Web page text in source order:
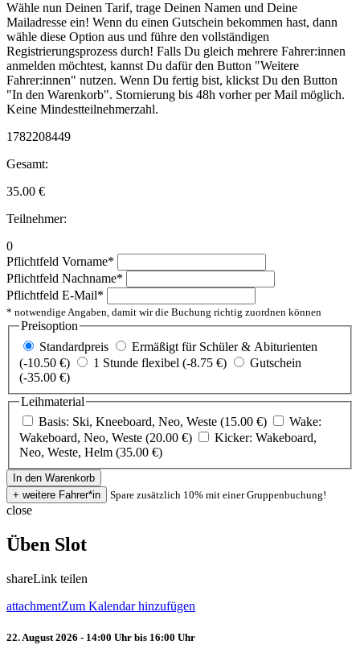
Wähle nun Deinen Tarif, trage Deinen Namen und Deine
Mailadresse ein! Wenn du einen Gutschein bekommen hast, dann
wähle diese Option aus und führe den vollständigen
Registrierungsprozess durch! Falls Du gleich mehrere Fahrer:innen
anmelden möchtest, kannst Du dafür den Button "Weitere
Fahrer:innen" nutzen. Wenn Du fertig bist, klickst Du den Button
"In den Warenkorb". Stornierung bis 48h vorher per Mail möglich.
Keine Mindestteilnehmerzahl.
1782208449
Gesamt:
35.00 €
Teilnehmer:
0
Pflichtfeld Vorname*
Pflichtfeld Nachname*
Pflichtfeld E-Mail*
* notwendige Angaben, damit wir die Buchung richtig zuordnen können
Preisoption
Standardpreis
Ermäßigt für Schüler & Abiturienten
(-10.50 €)
1 Stunde flexibel (-8.75 €)
Gutschein
(-35.00 €)
Leihmaterial
Basis: Ski, Kneeboard, Neo, Weste (15.00 €)
Wake:
Wakeboard, Neo, Weste (20.00 €)
Kicker: Wakeboard,
Neo, Weste, Helm (35.00 €)
Spare zusätzlich 10% mit einer Gruppenbuchung!
close
Üben Slot
shareLink teilen
attachmentZum Kalendar hinzufügen
22. August 2026 - 14:00 Uhr bis 16:00 Uhr